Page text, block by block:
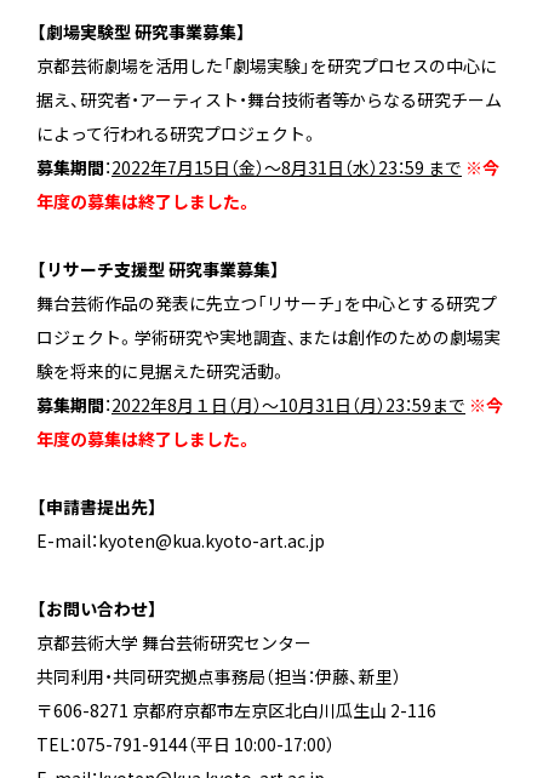
【劇場実験型 研究事業募集】
京都芸術劇場を活用した「劇場実験」を研究プロセスの中心に
据え、研究者・アーティスト・舞台技術者等からなる研究チーム
によって行われる研究プロジェクト。
募集期間：2022年7月15日（金）～8月31日（水）23：59 まで ※今
年度の募集は終了しました。
【リサーチ支援型 研究事業募集】
舞台芸術作品の発表に先立つ「リサーチ」を中心とする研究プ
ロジェクト。学術研究や実地調査、または創作のための劇場実
験を将来的に見据えた研究活動。
募集期間：2022年8月１日（月）～10月31日（月）23：59まで ※今
年度の募集は終了しました。
【申請書提出先】
E-mail：kyoten@kua.kyoto-art.ac.jp
【お問い合わせ】
京都芸術大学 舞台芸術研究センター
共同利用・共同研究拠点事務局（担当：伊藤、新里）
〒606-8271 京都府京都市左京区北白川瓜生山 2-116
TEL：075-791-9144（平日 10:00-17:00）